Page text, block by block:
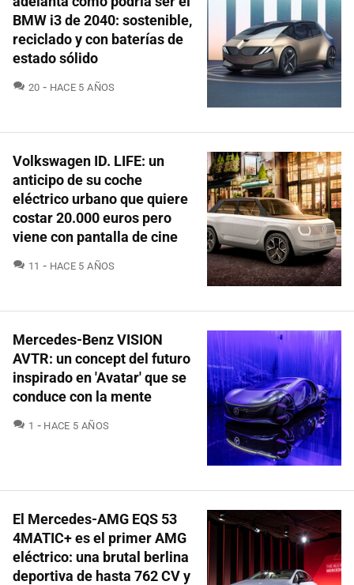
BMW i3 de 2040: sostenible,
reciclado y con baterías de
estado sólido
20 COMENTARIOS
HACE 5 AÑOS
Volkswagen ID. LIFE: un
anticipo de su coche
eléctrico urbano que quiere
costar 20.000 euros pero
viene con pantalla de cine
11 COMENTARIOS
HACE 5 AÑOS
Mercedes-Benz VISION
AVTR: un concept del futuro
inspirado en 'Avatar' que se
conduce con la mente
1 COMENTARIOS
HACE 5 AÑOS
El Mercedes-AMG EQS 53
4MATIC+ es el primer AMG
eléctrico: una brutal berlina
deportiva de hasta 762 CV y